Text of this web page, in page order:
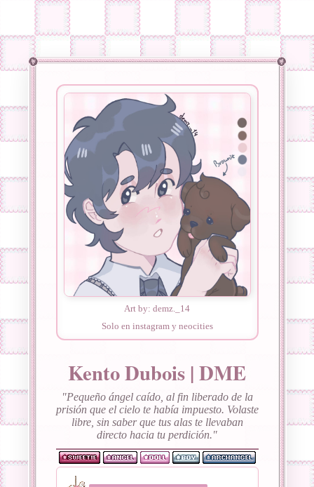
Art by: demz._14
Solo en instagram y neocities
Kento Dubois | DME
"Pequeño ángel caído, al fin liberado de la
prisión que el cielo te había impuesto. Volaste
libre, sin saber que tus alas te llevaban
directo hacia tu perdición."